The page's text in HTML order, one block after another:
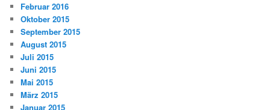
Februar 2016
Oktober 2015
September 2015
August 2015
Juli 2015
Juni 2015
Mai 2015
März 2015
Januar 2015